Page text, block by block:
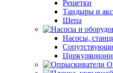
Решетки
Тандыры и
Щепа
Насосы,